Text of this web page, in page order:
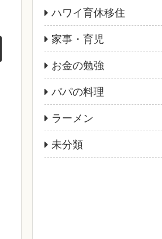
ハワイ育休移住
家事・育児
お金の勉強
パパの料理
ラーメン
未分類